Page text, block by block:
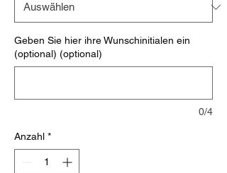
Geben Sie hier ihre Wunschinitialen ein
(optional) (optional)
0/4
Anzahl *